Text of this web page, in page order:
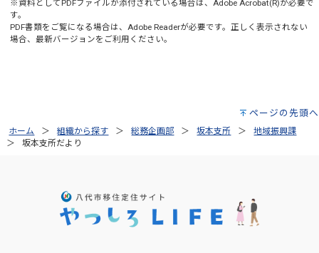
※資料としてPDFファイルが添付されている場合は、 Adobe Acrobat(R)が必要で
す。
PDF書類をご覧になる場合は、 Adobe Readerが必要です。正しく表示されない
場合、最新バージョンをご利用ください。
ページの先頭へ
ホーム 組織から探す 総務企画部 坂本支所
地域振興課
坂本支所だより